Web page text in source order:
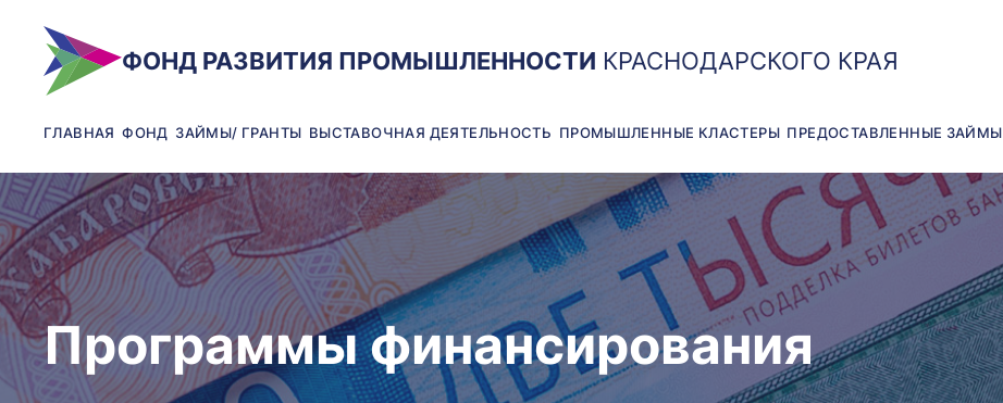
ФОНД РАЗВИТИЯ ПРОМЫШЛЕННОСТИ КРАСНОДАРСКОГО КРАЯ
ГЛАВНАЯ ФОНД ЗАЙМЫ/ ГРАНТЫ ВЫСТАВОЧНАЯ ДЕЯТЕЛЬНОСТЬ ПРОМЫШЛЕННЫЕ КЛАСТЕРЫ ПРЕДОСТАВЛЕННЫЕ ЗАЙМЫ
Программы финансирования